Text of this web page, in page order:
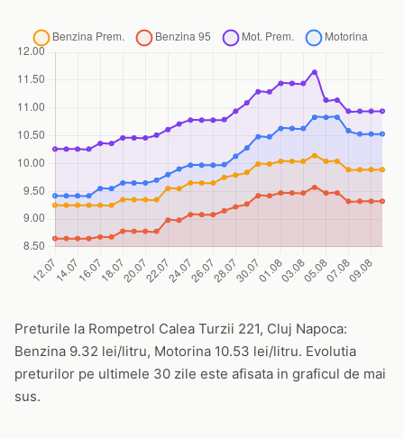
Preturile la Rompetrol Calea Turzii 221, Cluj Napoca:
Benzina 9.32 lei/litru, Motorina 10.53 lei/litru. Evolutia
preturilor pe ultimele 30 zile este afisata in graficul de mai
sus.